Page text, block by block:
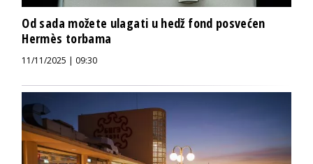
Od sada možete ulagati u hedž fond posvećen
Hermès torbama
11/11/2025 | 09:30